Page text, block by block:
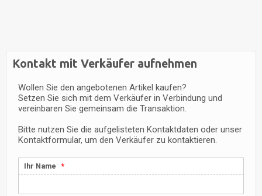
Kontakt mit Verkäufer aufnehmen
Wollen Sie den angebotenen Artikel kaufen?
Setzen Sie sich mit dem Verkäufer in Verbindung und
vereinbaren Sie gemeinsam die Transaktion.
Bitte nutzen Sie die aufgelisteten Kontaktdaten oder unser
Kontaktformular, um den Verkäufer zu kontaktieren.
Ihr Name